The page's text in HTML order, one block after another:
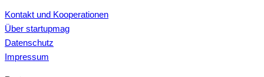
Kontakt und Kooperationen
Über startupmag
Datenschutz
Impressum